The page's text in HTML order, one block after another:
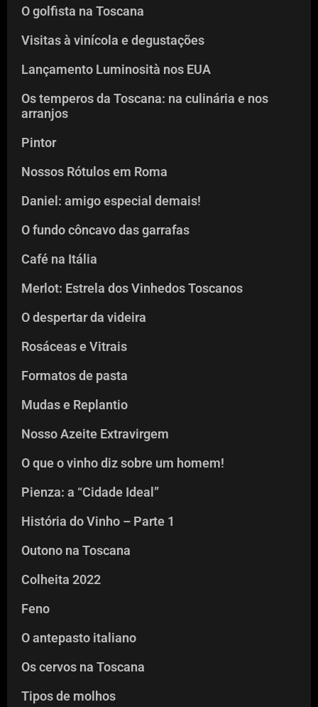
O golfista na Toscana
Visitas à vinícola e degustações
Lançamento Luminosità nos EUA
Os temperos da Toscana: na culinária e nos
arranjos
Pintor
Nossos Rótulos em Roma
Daniel: amigo especial demais!
O fundo côncavo das garrafas
Café na Itália
Merlot: Estrela dos Vinhedos Toscanos
O despertar da videira
Rosáceas e Vitrais
Formatos de pasta
Mudas e Replantio
Nosso Azeite Extravirgem
O que o vinho diz sobre um homem!
Pienza: a “Cidade Ideal”
História do Vinho – Parte 1
Outono na Toscana
Colheita 2022
Feno
O antepasto italiano
Os cervos na Toscana
Tipos de molhos